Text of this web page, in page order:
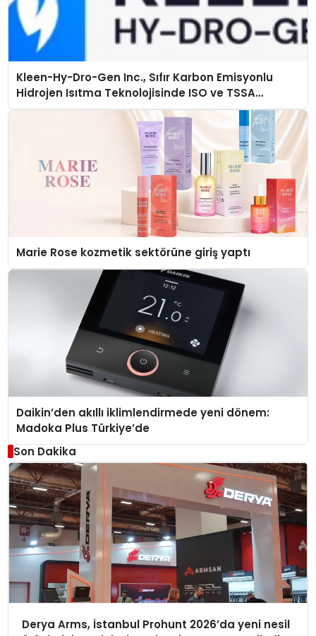
Kleen-Hy-Dro-Gen Inc., Sıfır Karbon Emisyonlu
Hidrojen Isıtma Teknolojisinde ISO ve TSSA
Düzenleyici Onaylarını Aldı
Marie Rose kozmetik sektörüne giriş yaptı
Daikin’den akıllı iklimlendirmede yeni dönem:
Madoka Plus Türkiye’de
Son Dakika
Derya Arms, İstanbul Prohunt 2026’da yeni nesil